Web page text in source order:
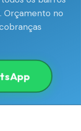
Orçamento no